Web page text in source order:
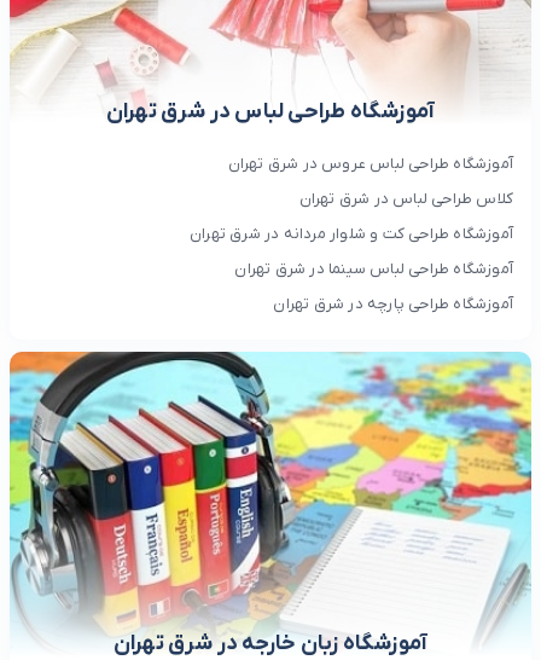
آموزشگاه طراحی لباس در شرق تهران
آموزشگاه طراحی لباس عروس در شرق تهران
کلاس طراحی لباس در شرق تهران
آموزشگاه طراحی کت و شلوار مردانه در شرق تهران
آموزشگاه طراحی لباس سینما در شرق تهران
آموزشگاه طراحی پارچه در شرق تهران
آموزشگاه زبان خارجه در شرق تهران